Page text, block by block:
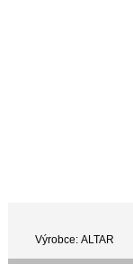
Výrobce: ALTAR